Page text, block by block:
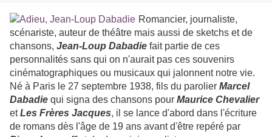
Romancier, journaliste,
scénariste, auteur de théâtre mais aussi de sketchs et de
chansons, Jean-Loup Dabadie fait partie de ces
personnalités sans qui on n'aurait pas ces souvenirs
cinématographiques ou musicaux qui jalonnent notre vie.
Né à Paris le 27 septembre 1938, fils du parolier Marcel
Dabadie qui signa des chansons pour Maurice Chevalier
etLes Frères Jacques, il se lance d'abord dans l'écriture
de romans dès l'âge de 19 ans avant d'être repéré par